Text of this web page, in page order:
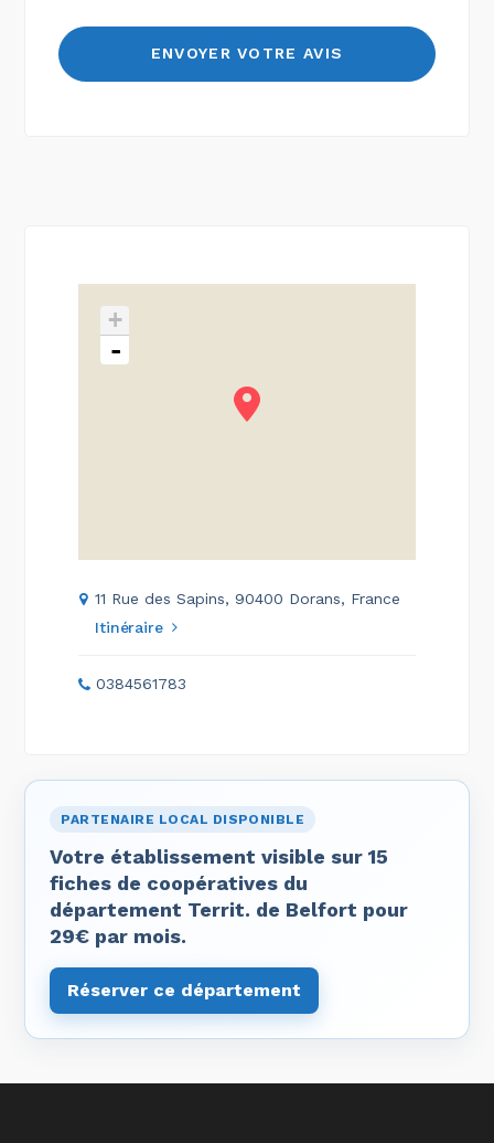
+
-
11 Rue des Sapins, 90400 Dorans, France
Itinéraire
0384561783
PARTENAIRE LOCAL DISPONIBLE
Votre établissement visible sur 15
fiches de coopératives du
département Territ. de Belfort pour
29€ par mois.
Réserver ce département